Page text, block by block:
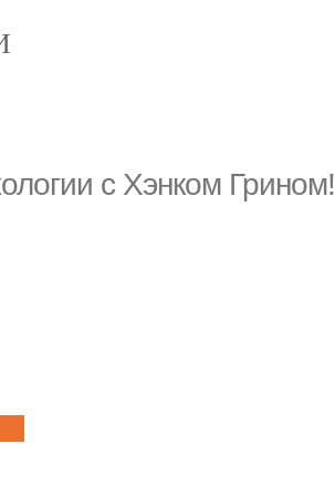
с Хэнком Грином!